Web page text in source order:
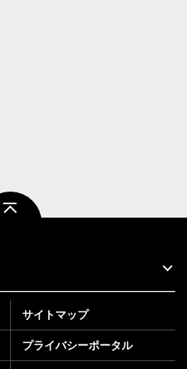
サイトマップ
プライバシーポータル